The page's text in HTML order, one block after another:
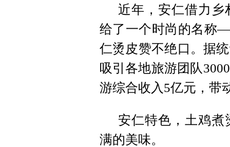
近年，安仁借力乡
给了一个时尚的名称
仁烫皮赞不绝口。据
吸引各地旅游团队
游综合收入5亿元，带
安仁特色，土鸡
满的美味。